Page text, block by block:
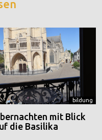
bildung
mit Blick
die Basilika